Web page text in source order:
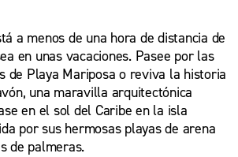
a menos de una hora de distancia de
en unas vacaciones. Pasee por las
de Playa Mariposa o reviva la historia
una maravilla arquitectónica
en el sol del Caribe en la isla
por sus hermosas playas de arena
de palmeras.